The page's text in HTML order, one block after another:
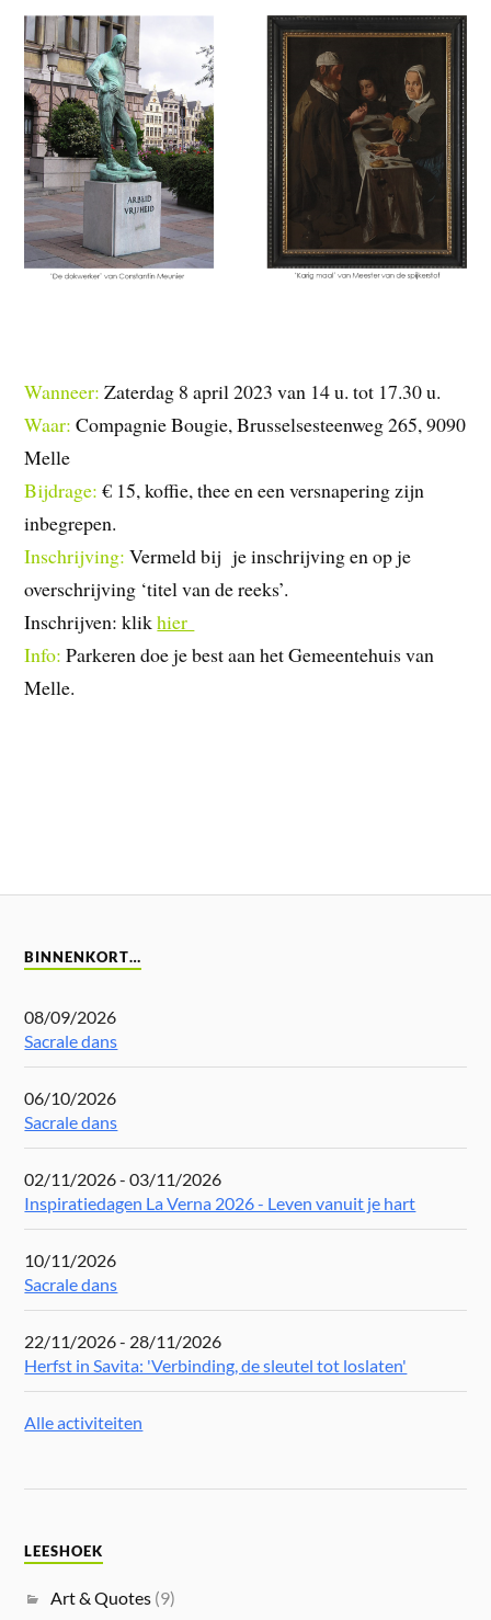
Wanneer: Zaterdag 8 april 2023 van 14 u. tot 17.30 u.
Waar: Compagnie Bougie, Brusselsesteenweg 265, 9090
Melle
Bijdrage: € 15, koffie, thee en een versnapering zijn
inbegrepen.
Inschrijving: Vermeld bij je inschrijving en op je
overschrijving ‘titel van de reeks’.
Inschrijven: klikhier
Info: Parkeren doe je best aan het Gemeentehuis van
Melle.
BINNENKORT…
08/09/2026
Sacrale dans
06/10/2026
Sacrale dans
02/11/2026 - 03/11/2026
Inspiratiedagen La Verna 2026 - Leven vanuit je hart
10/11/2026
Sacrale dans
22/11/2026 - 28/11/2026
Herfst in Savita: 'Verbinding, de sleutel tot loslaten'
Alle activiteiten
LEESHOEK
Art & Quotes (9)